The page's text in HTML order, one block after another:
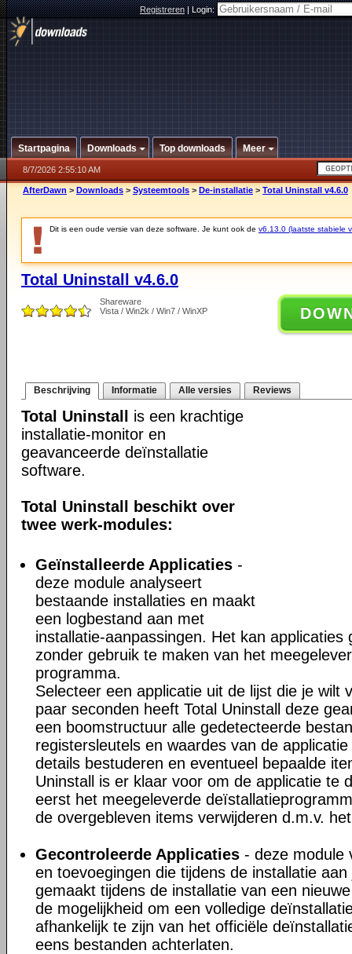
Registreren|Login:
Startpagina Downloads Top downloads Meer
8/7/2026 2:55:10 AM
AfterDawn > Downloads > Systeemtools > De-installatie > Total Uninstall v4.6.0
Dit is een oude versie van deze software. Je kunt ook de v6.13.0 (laatste stabiele
Total Uninstall v4.6.0
Shareware
Vista / Win2k / Win7 / WinXP
Beschrijving Informatie Alle versies Reviews
Total Uninstall
is een krachtige
installatie-monitor en
geavanceerde deïnstallatie
software.
Total Uninstall beschikt over
twee werk-modules:
Geïnstalleerde Applicaties -
deze module analyseert
bestaande installaties en maakt
een logbestand aan met
installatie-aanpassingen. Het kan applicaties
zonder gebruik te maken van het
programma.
Selecteer een applicatie uit de lijst die je wilt
paar seconden heeft Total Uninstall deze
een boomstructuur alle gedetecteerde
registersleutels en waardes van de
details bestuderen en eventueel bepaalde
Uninstall is er klaar voor om de applicatie te
eerst het meegeleverde
de overgebleven items verwijderen d.m.v.
Gecontroleerde Applicaties - deze module
en toevoegingen die tijdens de installatie
gemaakt tijdens de installatie van een
de mogelijkheid om een volledige
afhankelijk te zijn van het officiële
eens bestanden achterlaten.